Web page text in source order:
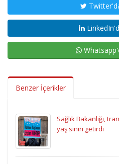
Benzer İçerikler
Sağlık Bakanlığı,
yaş sınırı getirdi